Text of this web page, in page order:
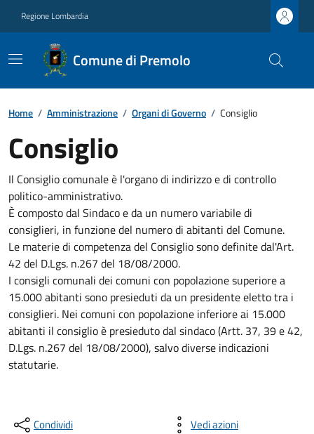
Regione Lombardia
Comune di Premolo
Home / Amministrazione / Organi di Governo / Consiglio
Consiglio
Il Consiglio comunale è l'organo di indirizzo e di controllo
politico-amministrativo.
È composto dal Sindaco e da un numero variabile di
consiglieri, in funzione del numero di abitanti del Comune.
Le materie di competenza del Consiglio sono definite dal'Art.
42 del D.Lgs. n.267 del 18/08/2000.
I consigli comunali dei comuni con popolazione superiore a
15.000 abitanti sono presieduti da un presidente eletto tra i
consiglieri. Nei comuni con popolazione inferiore ai 15.000
abitanti il consiglio è presieduto dal sindaco (Artt. 37, 39 e 42,
D.Lgs. n.267 del 18/08/2000), salvo diverse indicazioni
statutarie.
Condividi Vedi azioni